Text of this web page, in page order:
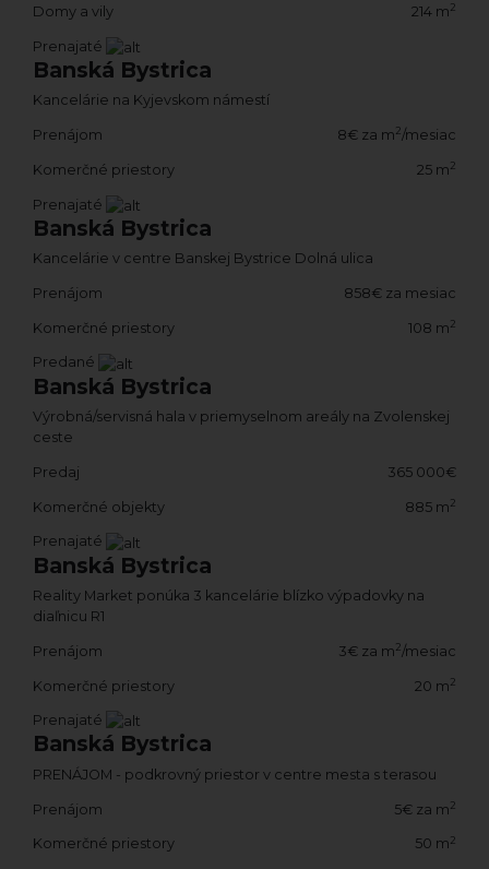
Domy a vily 214 m2
Prenajaté
Banská Bystrica
Kancelárie na Kyjevskom námestí
Prenájom 8€ za m2/mesiac
Komerčné priestory 25 m2
Prenajaté
Banská Bystrica
Kancelárie v centre Banskej Bystrice Dolná ulica
Prenájom 858€ za mesiac
Komerčné priestory 108 m2
Predané
Banská Bystrica
Výrobná/servisná hala v priemyselnom areály na Zvolenskej
ceste
Predaj 365 000€
Komerčné objekty 885 m2
Prenajaté
Banská Bystrica
Reality Market ponúka 3 kancelárie blízko výpadovky na
diaľnicu R1
Prenájom 3€ za m2/mesiac
Komerčné priestory 20 m2
Prenajaté
Banská Bystrica
PRENÁJOM - podkrovný priestor v centre mesta s terasou
Prenájom 5€ za m2
Komerčné priestory 50 m2